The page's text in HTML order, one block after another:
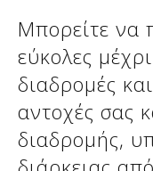
Δείτε μας:
Δείτε μας:
Μπορείτε να
εύκολες
διαδρομές
αντοχές σας
διαδρομής,